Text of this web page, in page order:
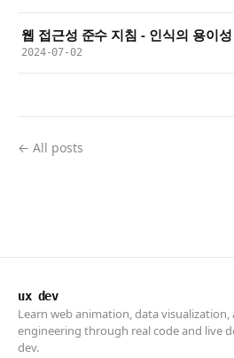
웹 접근성 준수 지침 - 인식의 용이
2024-07-02
← All posts
ux dev
Learn web animation, data visualization,
engineering through real code and live
dev.